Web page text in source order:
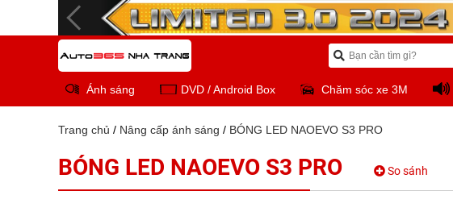
Ánh sáng DVD / Android Box Chăm sóc xe 3M
Trang chủ / Nâng cấp ánh sáng / BÓNG LED NAOEVO S3 PRO
BÓNG LED NAOEVO S3 PRO So sánh